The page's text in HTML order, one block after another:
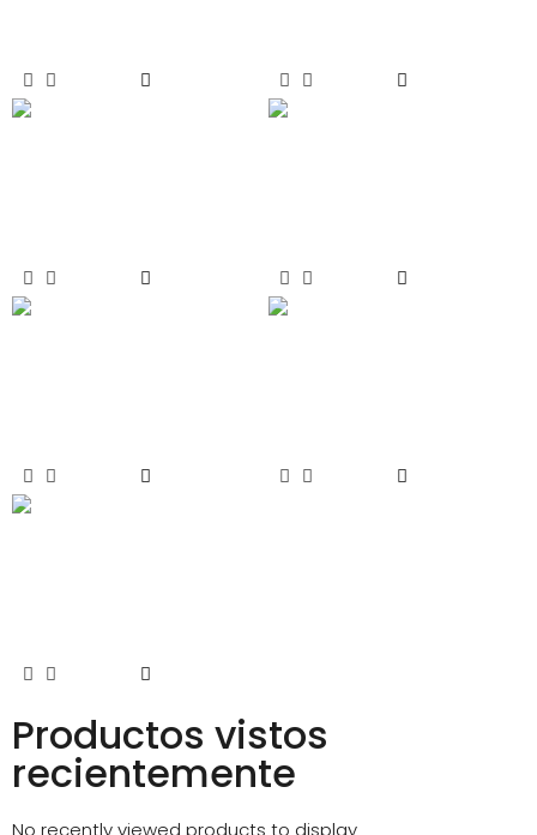
Productos vistos
recientemente
No recently viewed products to display